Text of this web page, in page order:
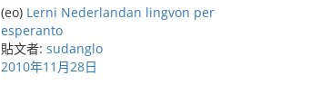
(eo) Lerni Nederlandan lingvon per
esperanto
貼文者: sudanglo
2010年11月28日